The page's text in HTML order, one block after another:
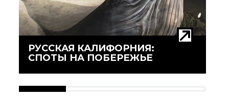
РУССКАЯ КАЛИФОРНИЯ:
СПОТЫ НА ПОБЕРЕЖЬЕ